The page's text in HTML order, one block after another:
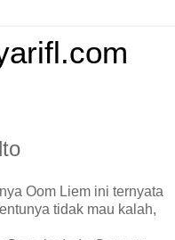
Oom Liem ini ternyata
tidak mau kalah,